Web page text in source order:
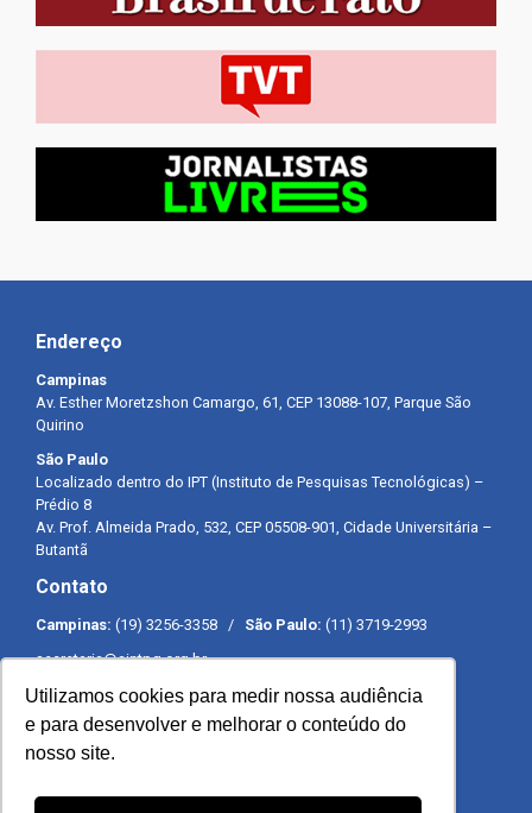
Utilizamos cookies para medir nossa audiência
e para desenvolver e melhorar o conteúdo do
nosso site.
Endereço
Campinas
Av. Esther Moretzshon Camargo, 61, CEP 13088-107, Parque São
Quirino
São Paulo
Localizado dentro do IPT (Instituto de Pesquisas Tecnológicas) –
Prédio 8
Av. Prof. Almeida Prado, 532, CEP 05508-901, Cidade Universitária –
Butantã
Contato
Campinas: (19) 3256-3358 / São Paulo: (11) 3719-2993
secretaria@sintpq.org.br
Expediente
Segunda a sexta-feira das 8h às 17h